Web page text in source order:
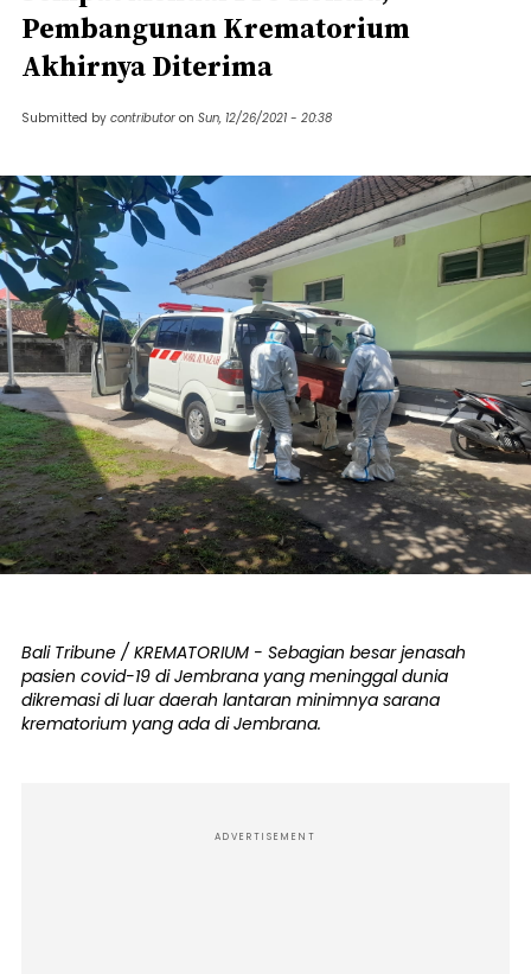
Pembangunan Krematorium
Akhirnya Diterima
Submitted by contributor on Sun, 12/26/2021 - 20:38
Bali Tribune / KREMATORIUM - Sebagian besar jenasah
pasien covid-19 di Jembrana yang meninggal dunia
dikremasi di luar daerah lantaran minimnya sarana
krematorium yang ada di Jembrana.
ADVERTISEMENT